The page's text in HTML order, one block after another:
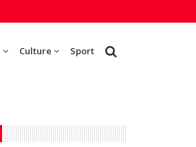
Culture Sport